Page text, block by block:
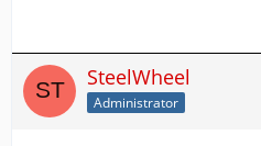
SteelWheel
Administrator